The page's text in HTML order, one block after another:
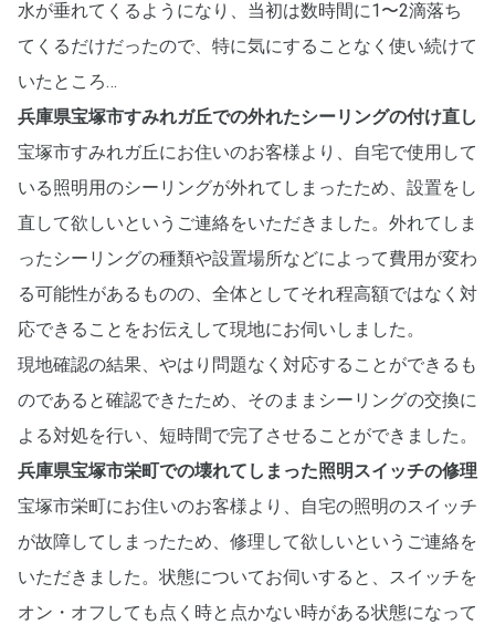
水が垂れてくるようになり、当初は数時間に1〜2滴落ち
てくるだけだったので、特に気にすることなく使い続けて
いたところ…
兵庫県宝塚市すみれガ丘での外れたシーリングの付け直し
宝塚市すみれガ丘にお住いのお客様より、自宅で使用して
いる照明用のシーリングが外れてしまったため、設置をし
直して欲しいというご連絡をいただきました。外れてしま
ったシーリングの種類や設置場所などによって費用が変わ
る可能性があるものの、全体としてそれ程高額ではなく対
応できることをお伝えして現地にお伺いしました。
現地確認の結果、やはり問題なく対応することができるも
のであると確認できたため、そのままシーリングの交換に
よる対処を行い、短時間で完了させることができました。
兵庫県宝塚市栄町での壊れてしまった照明スイッチの修理
宝塚市栄町にお住いのお客様より、自宅の照明のスイッチ
が故障してしまったため、修理して欲しいというご連絡を
いただきました。状態についてお伺いすると、スイッチを
オン・オフしても点く時と点かない時がある状態になって